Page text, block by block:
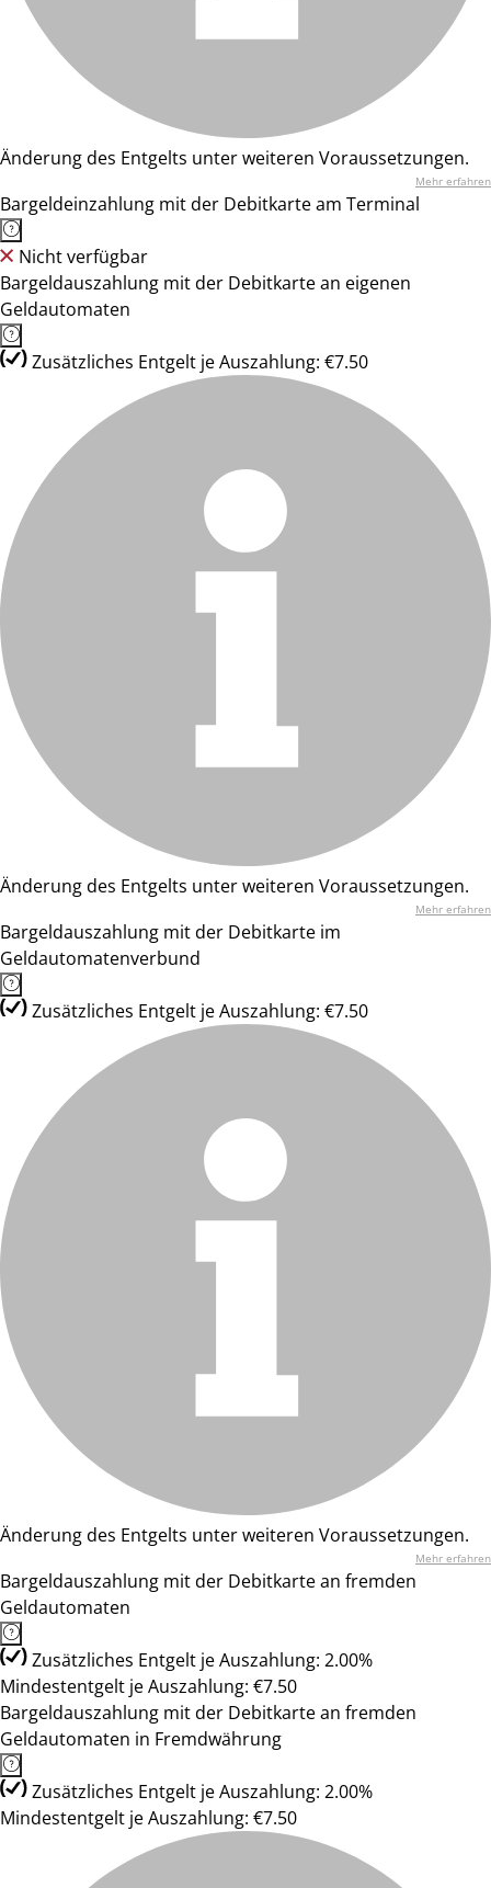
Änderung des Entgelts unter weiteren Voraussetzungen.
Mehr erfahren
Bargeldeinzahlung mit der Debitkarte am Terminal
Nicht verfügbar
Bargeldauszahlung mit der Debitkarte an eigenen
Geldautomaten
Zusätzliches Entgelt je Auszahlung: €7.50
Änderung des Entgelts unter weiteren Voraussetzungen.
Mehr erfahren
Bargeldauszahlung mit der Debitkarte im
Geldautomatenverbund
Zusätzliches Entgelt je Auszahlung: €7.50
Änderung des Entgelts unter weiteren Voraussetzungen.
Mehr erfahren
Bargeldauszahlung mit der Debitkarte an fremden
Geldautomaten
Zusätzliches Entgelt je Auszahlung: 2.00%
Mindestentgelt je Auszahlung: €7.50
Bargeldauszahlung mit der Debitkarte an fremden
Geldautomaten in Fremdwährung
Zusätzliches Entgelt je Auszahlung: 2.00%
Mindestentgelt je Auszahlung: €7.50